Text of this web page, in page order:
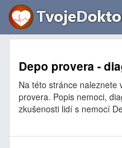
Depo provera -
Na této stránce naleznete
provera. Popis nemoci,
zkušenosti lidí s nemocí